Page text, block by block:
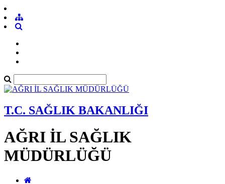
T.C. SAĞLIK BAKANLIĞI
AĞRI İL SAĞLIK
MÜDÜRLÜĞÜ